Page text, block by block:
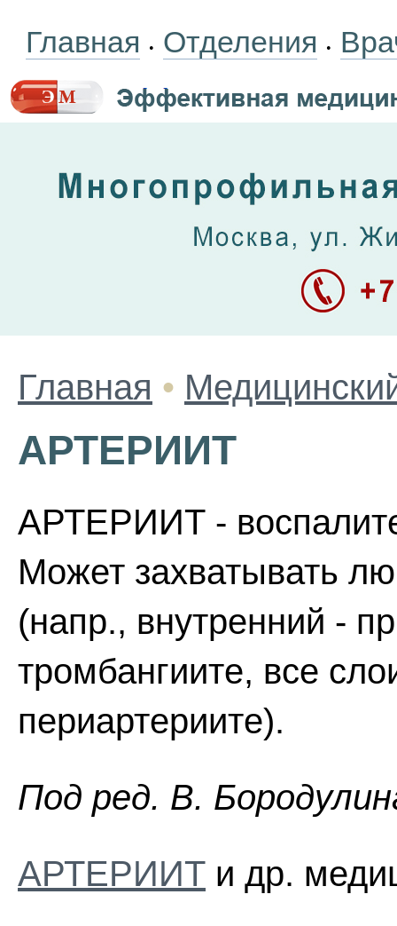
Главная • Отделения •
Главная •
АРТЕРИИТ
АРТЕРИИТ -
Может захватывать
(напр., внутренний -
тромбангиите, все
периартериите).
Пoд peд. B.
АРТЕРИИТ и др.